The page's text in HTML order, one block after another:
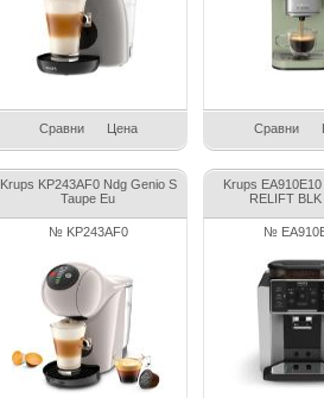
Сравни Цена Сравни
Krups KP243AF0 Ndg Genio S
Taupe Eu
№ KP243AF0
Krups
RELIFT BLK
№